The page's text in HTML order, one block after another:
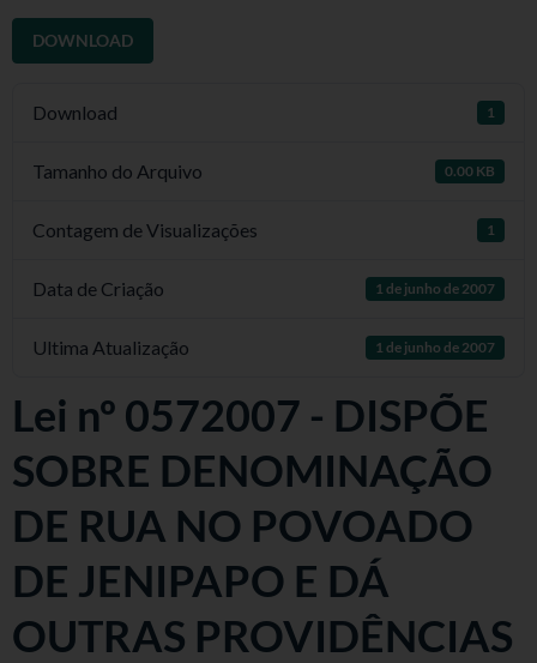
DOWNLOAD
Download 1
Tamanho do Arquivo 0.00 KB
Contagem de Visualizações 1
Data de Criação 1 de junho de 2007
Ultima Atualização 1 de junho de 2007
Lei nº 0572007 - DISPÕE
SOBRE DENOMINAÇÃO
DE RUA NO POVOADO
DE JENIPAPO E DÁ
OUTRAS PROVIDÊNCIAS